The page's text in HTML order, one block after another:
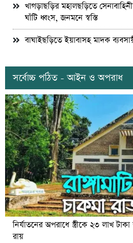
খাগড়াছড়ির মহালছড়িতে
ঘাঁটি ধ্বংস, জনমনে স্বস্তি
বাঘাইছড়িতে ইয়াবাসহ মাদক
সর্বোচ্চ পঠিত - আইন ও অপরাধ
নির্যাতনের অপরাধে স্ত্রীকে ২৩ লাখ
রায়